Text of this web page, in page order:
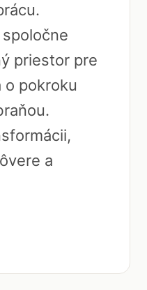
priestor pre
o pokroku
a